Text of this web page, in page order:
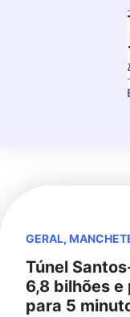
GERAL,
Túnel
6,8 bilhões
para 5